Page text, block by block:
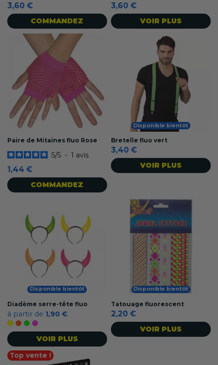
3,60 €
COMMANDEZ
3,60 €
VOIR PLUS
Paire de Mitaines fluo Rose
5/5 - 1 avis
1,44 €
COMMANDEZ
Disponible bientôt
Bretelle fluo vert
3,40 €
VOIR PLUS
Disponible bientôt
Diadème serre-tête fluo
à partir de 1,90 €
JauneOrange fluo
Vert fluo
Rose fluo
VOIR PLUS
Disponible bientôt
Tatouage fluorescent
2,20 €
VOIR PLUS
Top vente !